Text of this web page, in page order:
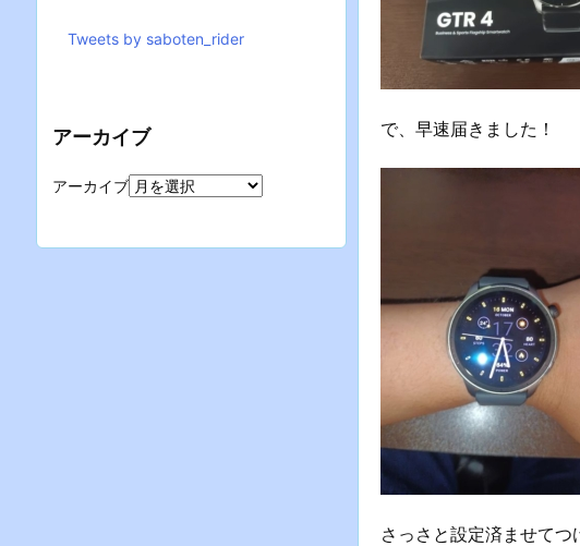
で、早速届きました！
さっさと設定済ませてつ
Tweets by saboten_rider
アーカイブ
アーカイブ